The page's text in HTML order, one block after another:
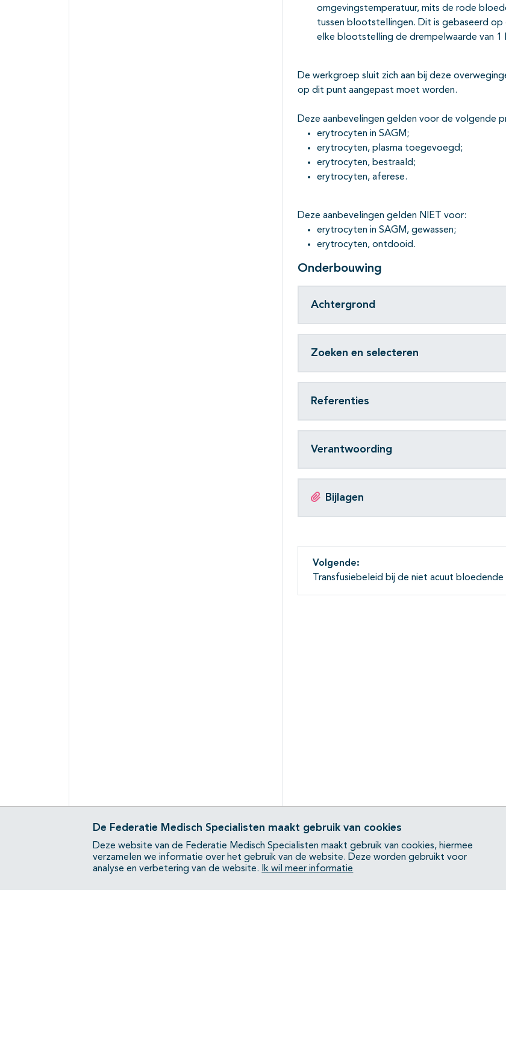
omgevingstemperatuur, mits de rode
tussen blootstellingen. Dit is gebaseerd
elke blootstelling de drempelwaarde van 1
De werkgroep sluit zich aan bij deze
op dit punt aangepast moet worden.
Deze aanbevelingen gelden voor de volgende
erytrocyten in SAGM;
erytrocyten, plasma toegevoegd;
erytrocyten, bestraald;
erytrocyten, aferese.
Deze aanbevelingen gelden NIET voor:
erytrocyten in SAGM, gewassen;
erytrocyten, ontdooid.
Onderbouwing
Achtergrond
Zoeken en selecteren
Referenties
Verantwoording
Bijlagen
Volgende:
Transfusiebeleid bij de niet acuut
De Federatie Medisch Specialisten maakt gebruik van cookies
Deze website van de Federatie Medisch Specialisten maakt gebruik van cookies, hiermee
verzamelen we informatie over het gebruik van de website. Deze worden gebruikt voor
analyse en verbetering van de website.
Ik wil meer informatie